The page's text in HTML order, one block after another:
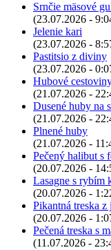
Srnčie mäsové
(23.07.2026 -
Jelenie kari
(23.07.2026 -
Pastitsio z diviny
(23.07.2026 -
Hubové
(21.07.2026 -
Dusené huby na
(21.07.2026 -
Plnené huby
(21.07.2026 -
Pečený halibut s
(20.07.2026 -
Lasagne s rybím
(20.07.2026 -
Pikantná treska z
(20.07.2026 -
Pečená treska s
(11.07.2026 -